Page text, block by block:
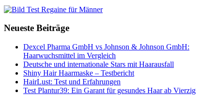
Neueste Beiträge
Dexcel Pharma GmbH vs Johnson & Johnson GmbH:
Haarwuchsmittel im Vergleich
Deutsche und internationale Stars mit Haarausfall
Shiny Hair Haarmaske – Testbericht
HairLust: Test und Erfahrungen
Test Plantur39: Ein Garant für gesundes Haar ab Vierzig